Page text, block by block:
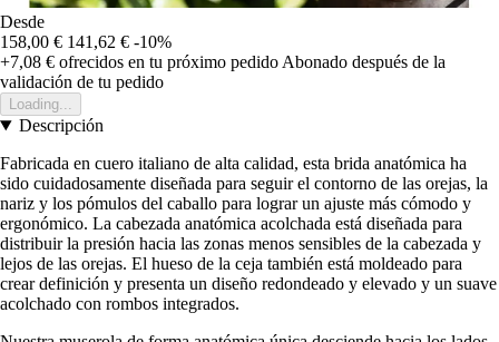
Desde
158,00 € 141,62 € -10%
+7,08 € ofrecidos en tu próximo pedido Abonado después de la
validación de tu pedido
Loading...
Descripción
Fabricada en cuero italiano de alta calidad, esta brida anatómica ha
sido cuidadosamente diseñada para seguir el contorno de las orejas, la
nariz y los pómulos del caballo para lograr un ajuste más cómodo y
ergonómico. La cabezada anatómica acolchada está diseñada para
distribuir la presión hacia las zonas menos sensibles de la cabezada y
lejos de las orejas. El hueso de la ceja también está moldeado para
crear definición y presenta un diseño redondeado y elevado y un suave
acolchado con rombos integrados.